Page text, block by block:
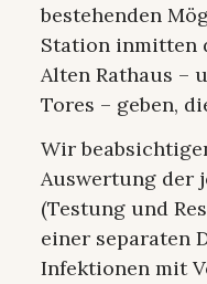
bestehenden
Station inmitten
Alten Rathaus –
Tores – geben,
Wir
Auswertung der
(Testung und
einer separaten
Infektionen mit